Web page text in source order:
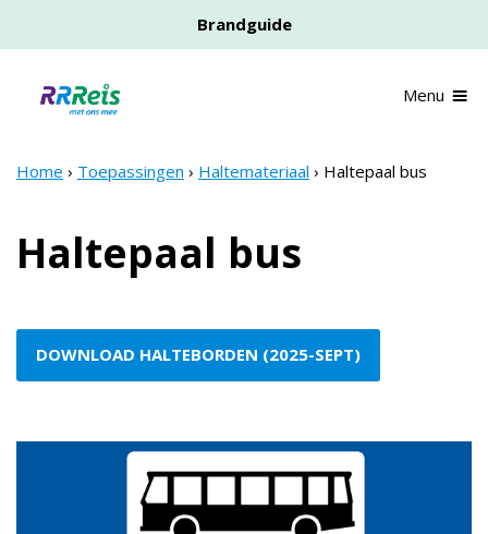
content
Brandguide
Menu
Breadcrumb
Home Toepassingen Haltemateriaal Haltepaal bus
Haltepaal bus
DOWNLOAD HALTEBORDEN (2025-SEPT)